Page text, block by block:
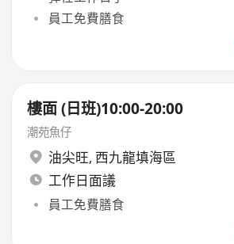
員工免費膳食
樓面 (日班)10:00-20:00
潮苑魚仔
油尖旺, 西九龍填海區
工作日面議
員工免費膳食